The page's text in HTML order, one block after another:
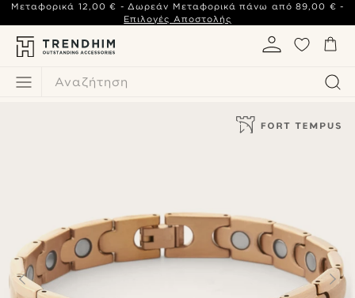
Αναζήτηση
Μεταφορικά 12,00 € - Δωρεάν Μεταφορικά πάνω από 89,00 € -
Επιλογές Αποστολής